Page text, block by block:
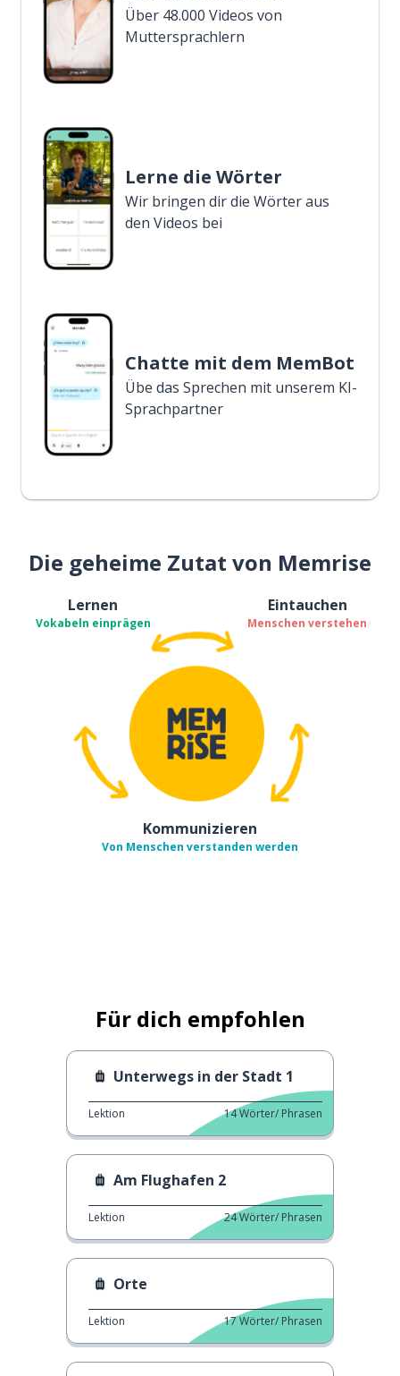
Über 48.000 Videos von
Muttersprachlern
Lerne die Wörter
Wir bringen dir die Wörter aus
den Videos bei
Chatte mit dem MemBot
Übe das Sprechen mit unserem KI-
Sprachpartner
Die geheime Zutat von Memrise
Lernen
Vokabeln einprägen
Eintauchen
Menschen verstehen
Kommunizieren
Von Menschen verstanden werden
Für dich empfohlen
Unterwegs in der Stadt 1
Lektion 14Wörter/ Phrasen
Am Flughafen 2
Lektion 24Wörter/ Phrasen
Orte
Lektion 17Wörter/ Phrasen